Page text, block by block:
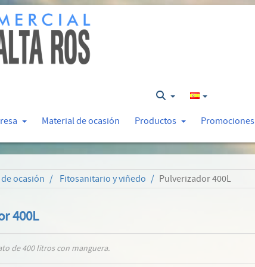
Material de ocasión Productos Promociones
ocasión Fitosanitario y viñedo Pulverizador 400L
400L
de 400 litros con manguera.